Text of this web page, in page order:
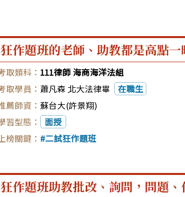
狂作題班的老師、助教都是高點一
111律師 海商海洋法組
蕭凡森 北大法律畢
在職生
蘇台大(許景翔)
面授
二試狂作題班
狂作題班助教批改、詢問，問題、